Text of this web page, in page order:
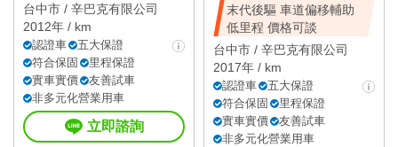
台中市 / 辛巴克有限公司
2012年 / km
認證車
五大保證
符合保固
里程保證
實車實價
友善試車
非多元化營業用車
立即諮詢
末代後驅 車道偏移輔助
低里程 價格可談
台中市 / 辛巴克有限公司
2017年 / km
認證車
五大保證
符合保固
里程保證
實車實價
友善試車
非多元化營業用車